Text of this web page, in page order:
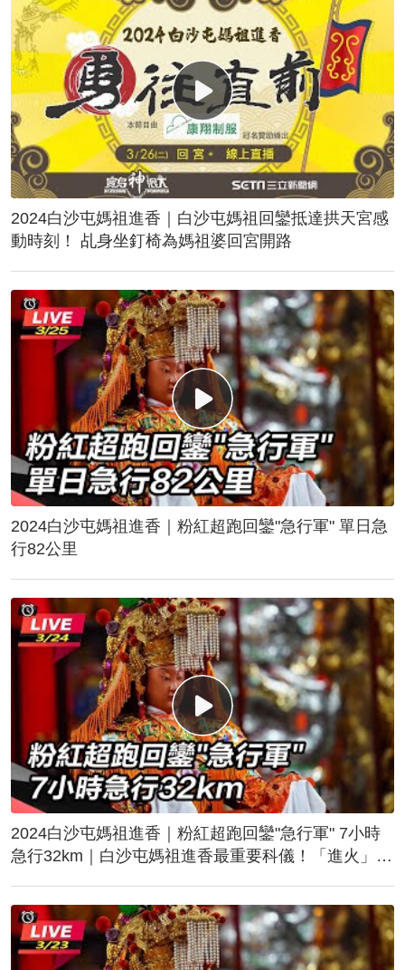
2024白沙屯媽祖進香｜白沙屯媽祖回鑾抵達拱天宮感
動時刻！ 乩身坐釘椅為媽祖婆回宮開路
2024白沙屯媽祖進香｜粉紅超跑回鑾"急行軍" 單日急
行82公里
2024白沙屯媽祖進香｜粉紅超跑回鑾"急行軍" 7小時
急行32km｜白沙屯媽祖進香最重要科儀！「進火」儀